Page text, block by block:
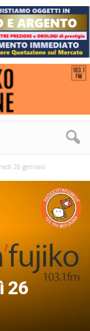
26 gennaio
26